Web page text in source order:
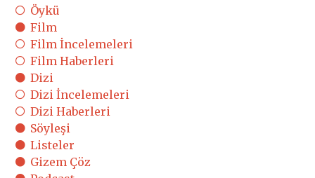
Öykü
Film
Film İncelemeleri
Film Haberleri
Dizi
Dizi İncelemeleri
Dizi Haberleri
Söyleşi
Listeler
Gizem Çöz